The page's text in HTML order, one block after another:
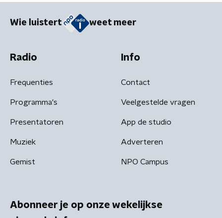
Wie luistert weet meer
Radio
Frequenties
Programma's
Presentatoren
Muziek
Gemist
Info
Contact
Veelgestelde vragen
App de studio
Adverteren
NPO Campus
Abonneer je op onze wekelijkse